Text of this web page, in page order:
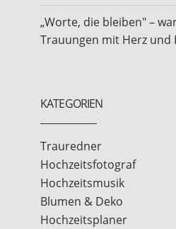
„Worte, die bleiben" –
Trauungen mit Herz
KATEGORIEN
Trauredner
Hochzeitsfotograf
Hochzeitsmusik
Blumen & Deko
Hochzeitsplaner